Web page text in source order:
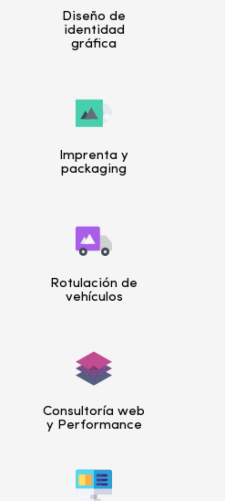
Diseño de
identidad
gráfica
Imprenta y
packaging
Rotulación de
vehículos
Consultoría web
y Performance